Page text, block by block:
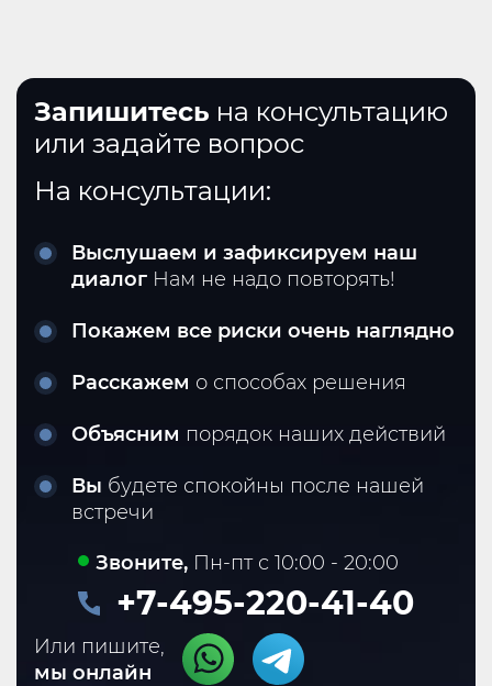
Запишитесь на консультацию
или задайте вопрос
На консультации:
Выслушаем и зафиксируем наш
диалог Нам не надо повторять!
Покажем все риски очень наглядно
Расскажем о способах решения
Объясним порядок наших действий
Вы будете спокойны после нашей
встречи
Звоните, Пн-пт с 10:00 - 20:00
+7-495-220-41-40
Или пишите,
мы онлайн